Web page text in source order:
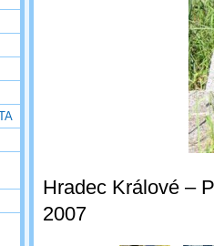
Hradec Králové –
2007